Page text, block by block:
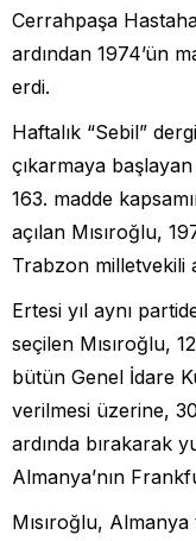
Cerrahpaşa
ardından 1974’ün
erdi.
Haftalık “Sebil”
çıkarmaya
163. madde
açılan Mısıroğlu,
Trabzon milletvekili
Ertesi yıl aynı
seçilen Mısıroğlu,
bütün Genel İdare
verilmesi üzerine,
ardında bırakarak
Almanya’nın
Mısıroğlu,